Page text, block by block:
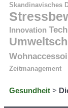
Skandinavisches
Innovation
Zeitmanagement
Gesundheit >